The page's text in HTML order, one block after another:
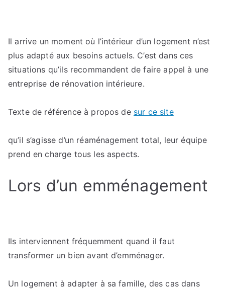
Il arrive un moment où l’intérieur d’un logement n’est
plus adapté aux besoins actuels. C’est dans ces
situations qu’ils recommandent de faire appel à une
entreprise de rénovation intérieure.
Texte de référence à propos de sur ce site
qu’il s’agisse d’un réaménagement total, leur équipe
prend en charge tous les aspects.
Lors d’un emménagement
Ils interviennent fréquemment quand il faut
transformer un bien avant d’emménager.
Un logement à adapter à sa famille, des cas dans